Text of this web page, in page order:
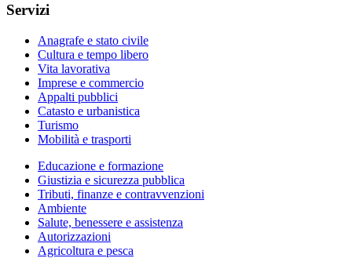
Servizi
Anagrafe e stato civile
Cultura e tempo libero
Vita lavorativa
Imprese e commercio
Appalti pubblici
Catasto e urbanistica
Turismo
Mobilità e trasporti
Educazione e formazione
Giustizia e sicurezza pubblica
Tributi, finanze e contravvenzioni
Ambiente
Salute, benessere e assistenza
Autorizzazioni
Agricoltura e pesca